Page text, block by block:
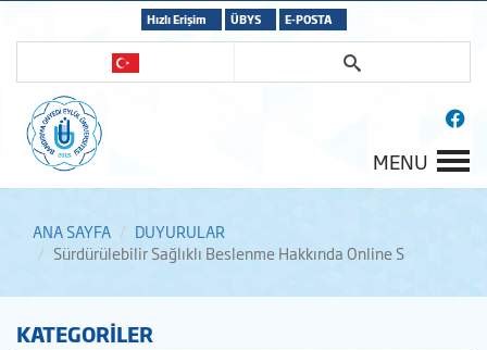
Hızlı Erişim ÜBYS E-POSTA
MENU
ANA SAYFA
DUYURULAR
Sürdürülebilir Sağlıklı Beslenme Hakkında Online S
KATEGORİLER